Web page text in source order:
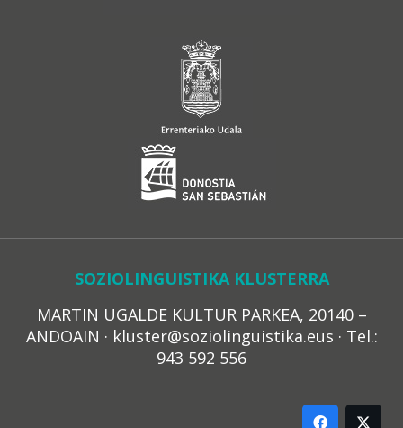
SOZIOLINGUISTIKA KLUSTERRA
MARTIN UGALDE KULTUR PARKEA, 20140 –
ANDOAIN · kluster@soziolinguistika.eus · Tel.:
943 592 556